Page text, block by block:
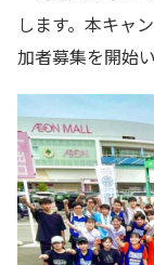
します。本キャ
加者募集を開始